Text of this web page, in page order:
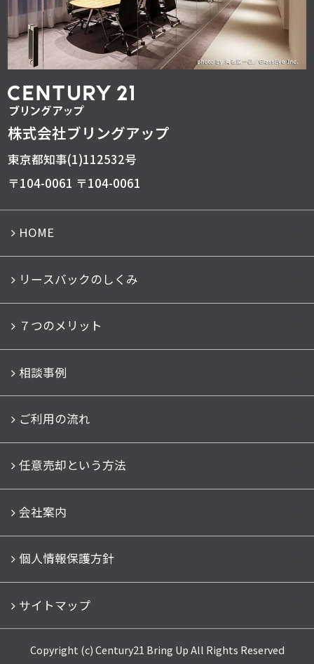
株式会社ブリングアップ
東京都知事(1)112532号
〒104-0061 〒104-0061
HOME
リースバックのしくみ
７つのメリット
相談事例
ご利用の流れ
任意売却という方法
会社案内
個人情報保護方針
サイトマップ
Copyright (c) Century21 Bring Up All Rights Reserved